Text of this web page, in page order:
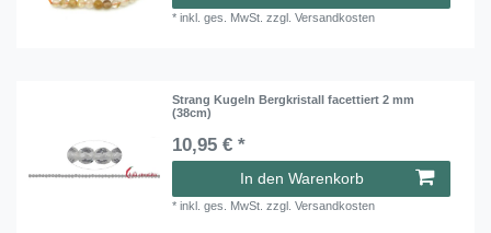
*inkl. ges. MwSt. zzgl.Versandkosten
Strang Kugeln Bergkristall facettiert 2 mm
(38cm)
10,95 € *
In den Warenkorb
*inkl. ges. MwSt. zzgl.Versandkosten